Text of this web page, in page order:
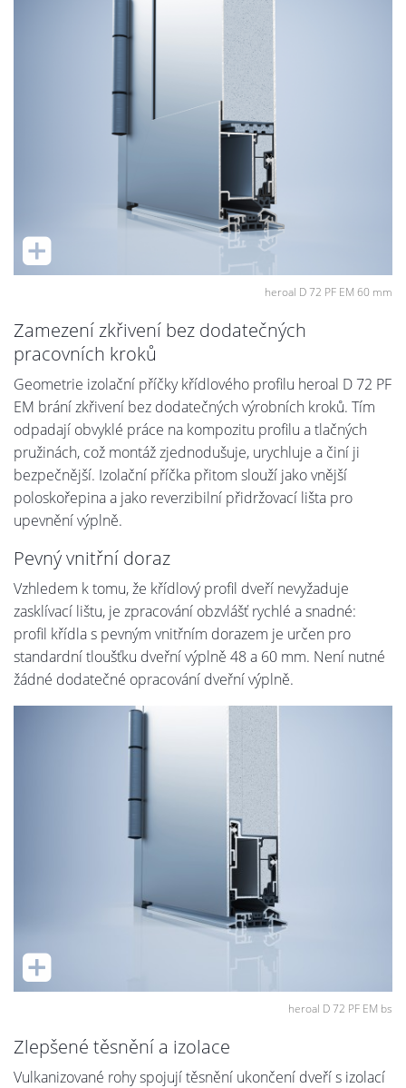
heroal D 72 PF EM 60 mm
Zamezení zkřivení bez dodatečných
pracovních kroků
Geometrie izolační příčky křídlového profilu heroal D 72 PF
EM brání zkřivení bez dodatečných výrobních kroků. Tím
odpadají obvyklé práce na kompozitu profilu a tlačných
pružinách, což montáž zjednodušuje, urychluje a činí ji
bezpečnější. Izolační příčka přitom slouží jako vnější
poloskořepina a jako reverzibilní přidržovací lišta pro
upevnění výplně.
Pevný vnitřní doraz
Vzhledem k tomu, že křídlový profil dveří nevyžaduje
zasklívací lištu, je zpracování obzvlášť rychlé a snadné:
profil křídla s pevným vnitřním dorazem je určen pro
standardní tloušťku dveřní výplně 48 a 60 mm. Není nutné
žádné dodatečné opracování dveřní výplně.
heroal D 72 PF EM bs
Zlepšené těsnění a izolace
Vulkanizované rohy spojují těsnění ukončení dveří s izolací